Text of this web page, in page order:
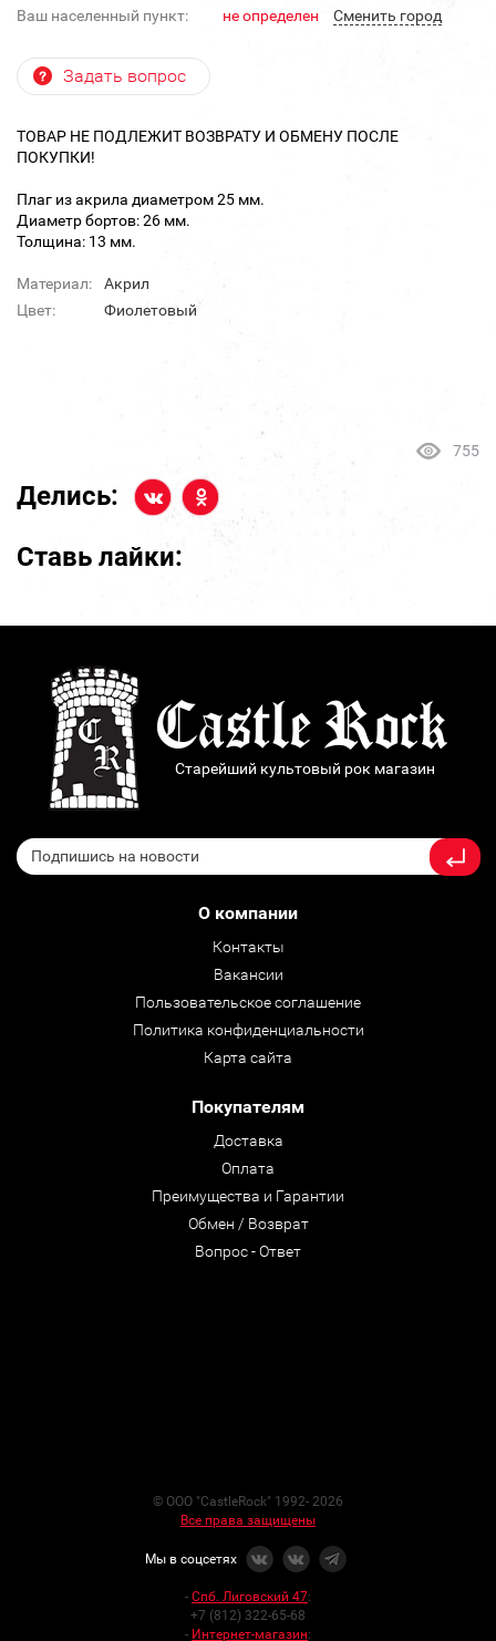
Ваш населенный пункт: не определен Cменить город
Задать вопрос
ТОВАР НЕ ПОДЛЕЖИТ ВОЗВРАТУ И ОБМЕНУ ПОСЛЕ
ПОКУПКИ!
Плаг из акрила диаметром 25 мм.
Диаметр бортов: 26 мм.
Толщина: 13 мм.
Материал:
Акрил
Цвет:
Фиолетовый
755
Делись:
Ставь лайки:
Старейший культовый рок магазин
О компании
Контакты
Вакансии
Пользовательское соглашение
Политика конфиденциальности
Карта сайта
Покупателям
Доставка
Оплата
Преимущества и Гарантии
Обмен / Возврат
Вопрос - Ответ
© ООО "CastleRock" 1992- 2026
Все права защищены
Мы в соцсетях
- Спб. Лиговский 47:
+7 (812) 322-65-68
- Интернет-магазин: